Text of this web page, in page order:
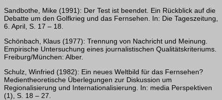
Sandbothe, Mike (1991): Der Test ist beendet. Ein Rückblick auf die
Debatte um den Golfkrieg und das Fernsehen. In: Die Tageszeitung,
6. April, S. 17 – 18.
Schönbach, Klaus (1977): Trennung von Nachricht und Meinung.
Empirische Untersuchung eines journalistischen Qualitätskriteriums.
Freiburg/München: Alber.
Schulz, Winfried (1982): Ein neues Weltbild für das Fernsehen?
Medientheoretische Überlegungen zur Diskussion um
Regionalisierung und Internationalisierung. In: media Perspektiven
(1), S. 18 – 27.